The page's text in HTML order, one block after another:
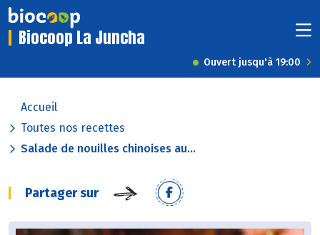
Biocoop La Juncha
Ouvert jusqu'à 19:00
Accueil
Toutes nos recettes
Salade de nouilles chinoises au...
Partager sur